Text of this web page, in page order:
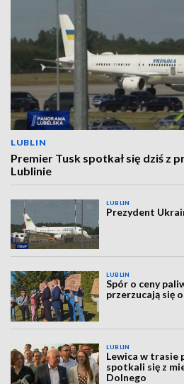
LUBLIN
Premier Tusk spotkał się dziś z
Lublinie
LUBLIN
Prezydent
LUBLIN
Spór o ceny
przerzucają się
LUBLIN
Lewica w trasie
spotkali się z
Dolnego